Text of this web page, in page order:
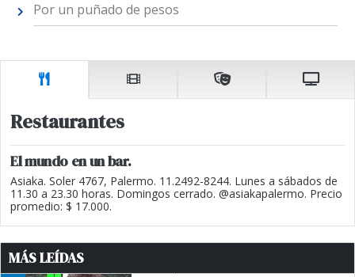
Por un puñado de pesos
Restaurantes
El mundo en un bar.
Asiaka. Soler 4767, Palermo. 11.2492-8244. Lunes a sábados de
11.30 a 23.30 horas. Domingos cerrado. @asiakapalermo. Precio
promedio: $ 17.000.
MÁS LEÍDAS